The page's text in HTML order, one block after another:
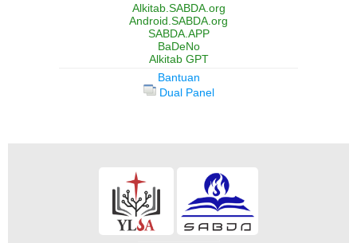
Alkitab.SABDA.org
Android.SABDA.org
SABDA.APP
BaDeNo
Alkitab GPT
Bantuan
Dual Panel